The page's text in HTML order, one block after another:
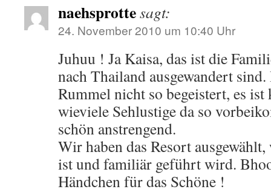
naehsprottesagt:
24. November 2010 um 10:40 Uhr
Juhuu ! Ja Kaisa, das ist die
nach Thailand ausgewandert
Rummel nicht so begeistert, es ist
wieviele Sehlustige da so
schön anstrengend.
Wir haben das Resort
ist und familiär geführt wird.
Händchen für das Schöne !